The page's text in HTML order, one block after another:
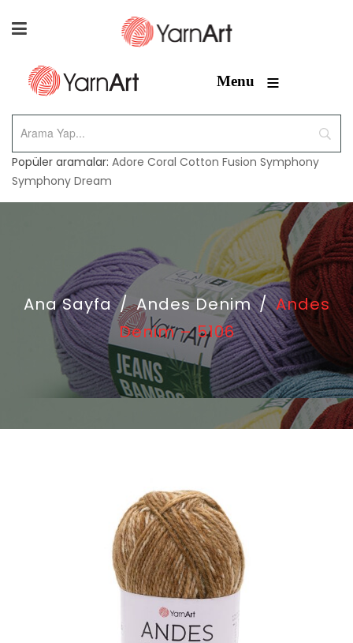
Menu ≡
Popüler aramalar: Adore Coral Cotton Fusion Symphony
Symphony Dream
Ana Sayfa / Andes Denim / Andes
Denim – 5106